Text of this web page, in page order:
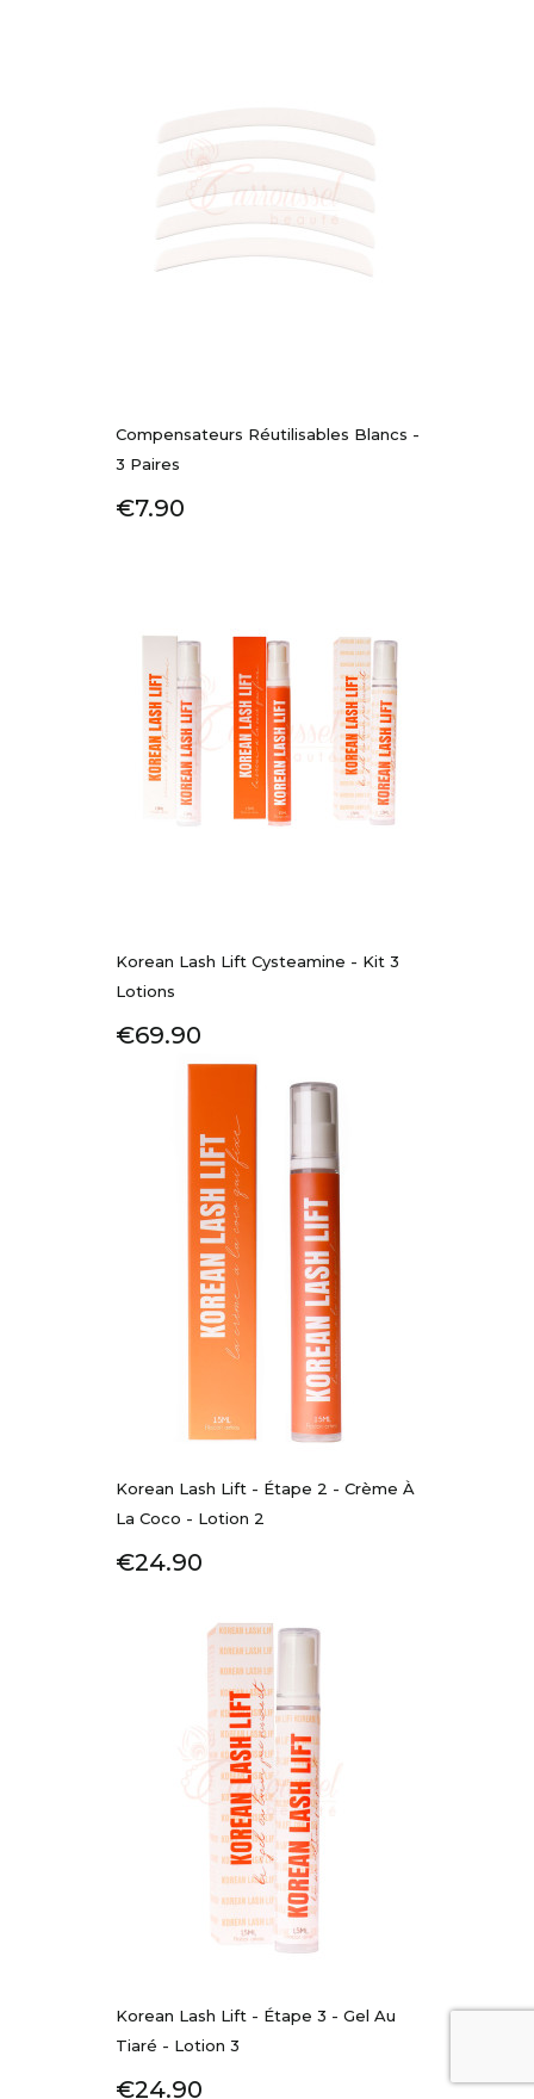
Compensateurs Réutilisables Blancs -
3 Paires
Price
€7.90
Korean Lash Lift Cysteamine - Kit 3
Lotions
Price
€69.90
Korean Lash Lift - Étape 2 - Crème À
La Coco - Lotion 2
Price
€24.90
Korean Lash Lift - Étape 3 - Gel Au
Tiaré - Lotion 3
Price
€24.90